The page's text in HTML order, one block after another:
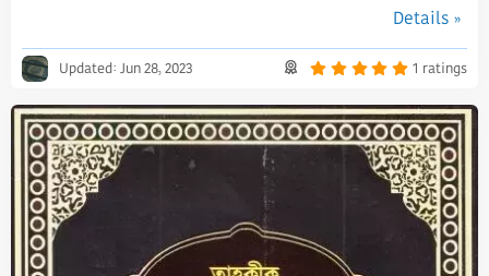
Details »
Updated: Jun 28, 2023 5
0
s
t
a
r
(
s
)
1 ratings